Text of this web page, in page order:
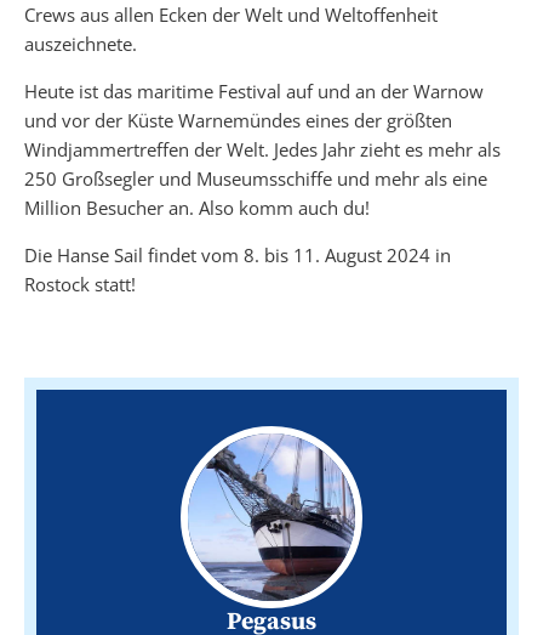
Crews aus allen Ecken der Welt und Weltoffenheit
auszeichnete.
Heute ist das maritime Festival auf und an der Warnow
und vor der Küste Warnemündes eines der größten
Windjammertreffen der Welt. Jedes Jahr zieht es mehr als
250 Großsegler und Museumsschiffe und mehr als eine
Million Besucher an. Also komm auch du!
Die Hanse Sail findet vom 8. bis 11. August 2024 in
Rostock statt!
Pegasus